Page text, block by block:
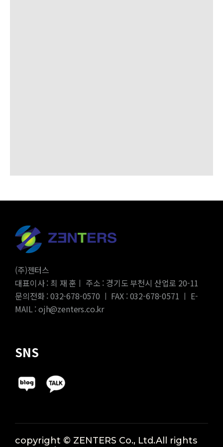
(주)젠터스
대표이사 : 최 재 훈ㅣ 주소 : 경기도 부천시 산업로 20-11
문의전화 : 032-678-0570 ㅣ FAX : 032-678-0571 ㅣ E-
MAIL : ojh@zenters.co.kr
SNS
copyright © ZENTERS Co., Ltd.All rights